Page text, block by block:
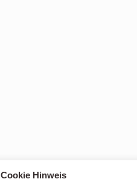
Cookie Hinweis